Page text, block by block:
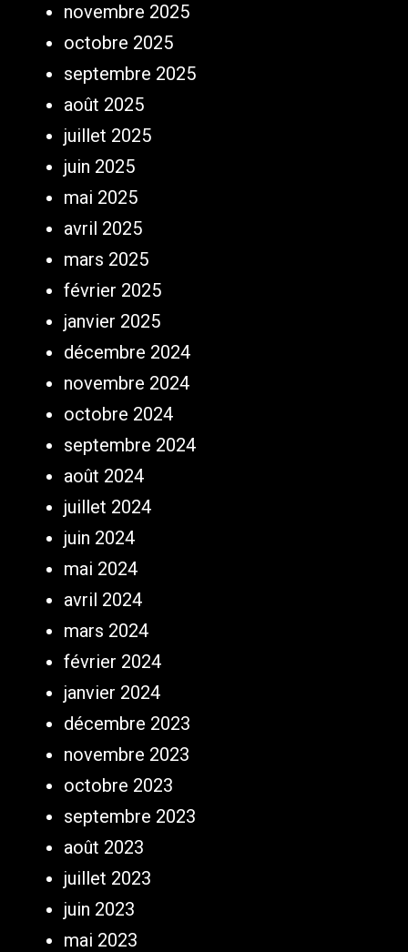
novembre 2025
octobre 2025
septembre 2025
août 2025
juillet 2025
juin 2025
mai 2025
avril 2025
mars 2025
février 2025
janvier 2025
décembre 2024
novembre 2024
octobre 2024
septembre 2024
août 2024
juillet 2024
juin 2024
mai 2024
avril 2024
mars 2024
février 2024
janvier 2024
décembre 2023
novembre 2023
octobre 2023
septembre 2023
août 2023
juillet 2023
juin 2023
mai 2023